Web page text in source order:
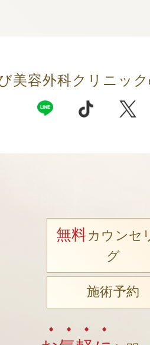
美容外科クリニック
無料カウンセ
グ
施術予約